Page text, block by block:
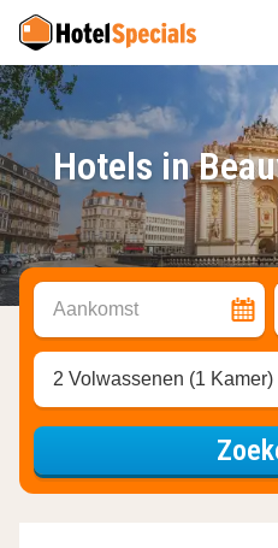
Hotels in
Aankomst
2 Volwassenen (1 Kamer)